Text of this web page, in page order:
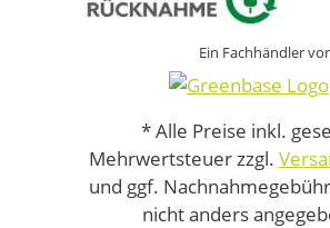
Ein Fachhändler
* Alle Preise inkl.
Mehrwertsteuer zzgl.
und ggf.
nicht anders